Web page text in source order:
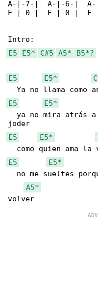
A-|-7-|  A-|-6-|
E-|-0-|  E-|-0-|
E5
E5* C#5 A5* B5*?
E5 E5*
E5
E5*
ya no mira atrás
E5
E5*
E5
E5*
no me sueltes
A5*